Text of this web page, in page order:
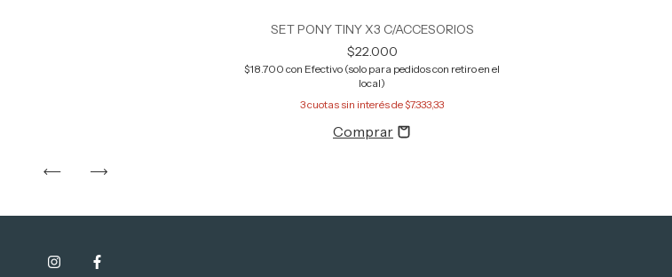
SET PONY TINY X3 C/ACCESORIOS
$22.000
$18.700 con Efectivo (solo para pedidos con retiro en el
local)
3cuotas sin interés de$7.333,33